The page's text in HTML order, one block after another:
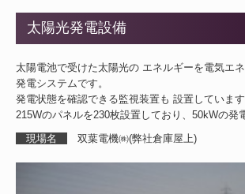
太陽光発電設備
太陽電池で受けた太陽光の エネルギーを電気エ
発電システムです。
発電状態を確認できる監視装置も 設置しています
215Wのパネルを230枚設置しており、50kWの発
現場名
双葉電機㈱(弊社倉庫屋上)